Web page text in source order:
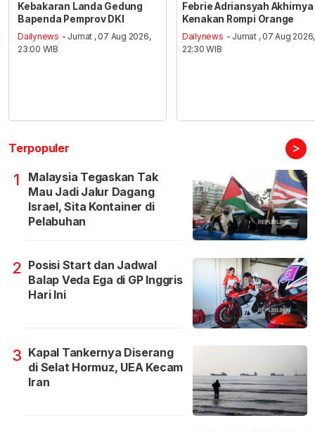
Kebakaran Landa Gedung
Bapenda Pemprov DKI
Dailynews - Jumat , 07 Aug 2026,
23:00 WIB
Febrie Adriansyah Akhirnya
Kenakan Rompi Orange
Dailynews - Jumat , 07 Aug 2026,
22:30 WIB
Terpopuler >
1
Malaysia Tegaskan Tak
Mau Jadi Jalur Dagang
Israel, Sita Kontainer di
Pelabuhan
2 Posisi Start dan Jadwal
Balap Veda Ega di GP Inggris
Hari Ini
3 Kapal Tankernya Diserang
di Selat Hormuz, UEA Kecam
Iran